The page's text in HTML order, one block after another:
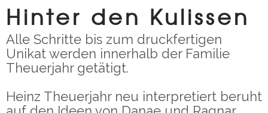
Hinter den Kulissen
Alle Schritte bis zum druckfertigen
Unikat werden innerhalb der Familie
Theuerjahr getätigt.
Heinz Theuerjahr neu interpretiert beruht